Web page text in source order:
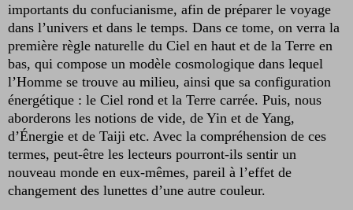
importants du confucianisme, afin de préparer le voyage
dans l’univers et dans le temps. Dans ce tome, on verra la
première règle naturelle du Ciel en haut et de la Terre en
bas, qui compose un modèle cosmologique dans lequel
l’Homme se trouve au milieu, ainsi que sa configuration
énergétique : le Ciel rond et la Terre carrée. Puis, nous
aborderons les notions de vide, de Yin et de Yang,
d’Énergie et de Taiji etc. Avec la compréhension de ces
termes, peut-être les lecteurs pourront-ils sentir un
nouveau monde en eux-mêmes, pareil à l’effet de
changement des lunettes d’une autre couleur.